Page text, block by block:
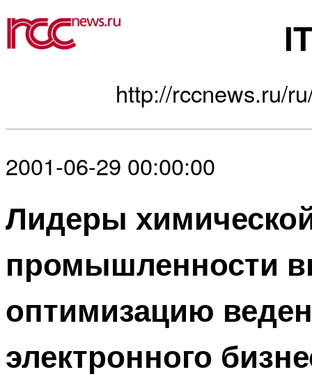
IT
http://rccnews.ru/
2001-06-29 00:00:00
Лидеры
промышленности
оптимизацию
электронного